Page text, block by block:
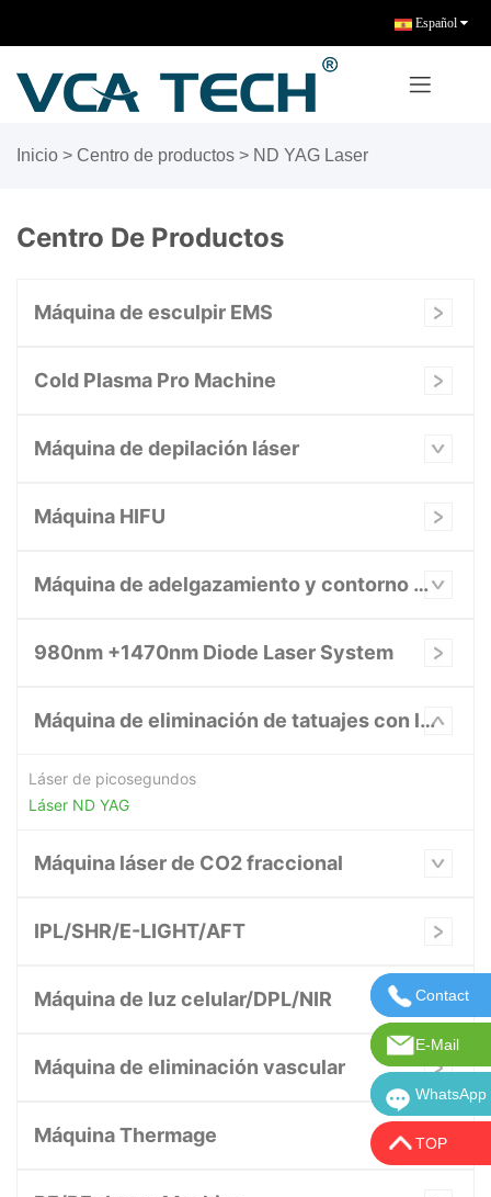
Español
Inicio > Centro de productos > ND YAG Laser
Centro De Productos
Máquina de esculpir EMS
Cold Plasma Pro Machine
Máquina de depilación láser
Máquina HIFU
Máquina de adelgazamiento y contorno corporal
980nm +1470nm Diode Laser System
Máquina de eliminación de tatuajes con láser
Láser de picosegundos
Láser ND YAG
Máquina láser de CO2 fraccional
IPL/SHR/E-LIGHT/AFT
Máquina de luz celular/DPL/NIR
Máquina de eliminación vascular
Máquina Thermage
Contact
E-Mail
Correo
WhatsApp
TOP